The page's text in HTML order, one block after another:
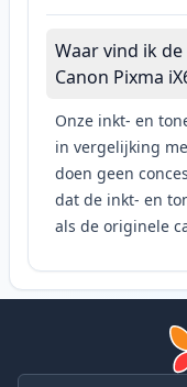
Waar vind ik
Canon Pixma
Onze inkt- en
in vergelijking
doen geen
dat de inkt- en
als de originele